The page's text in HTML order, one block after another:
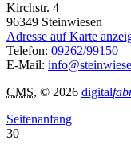
Kirchstr. 4
96349 Steinwiesen
Adresse auf Karte
Telefon: 09262/99150
E-Mail:
CMS, © 2026 digital
Seitenanfang
30